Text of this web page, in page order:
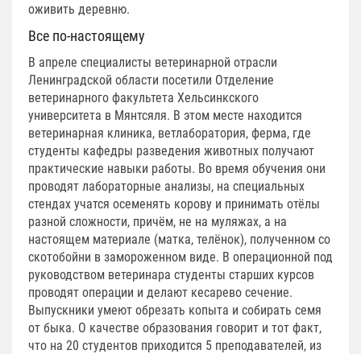
оживить деревню.
Все по-настоящему
В апреле специалисты ветеринарной отрасли
Ленинградской области посетили Отделение
ветеринарного факультета Хельсинкского
университета в Мянтсяля. В этом месте находится
ветеринарная клиника, ветлаборатория, ферма, где
студенты кафедры разведения животных получают
практические навыки работы. Во время обучения они
проводят лабораторные анализы, на специальных
стендах учатся осеменять корову и принимать отёлы
разной сложности, причём, не на муляжах, а на
настоящем материале (матка, телёнок), полученном со
скотобойни в замороженном виде. В операционной под
руководством ветеринара студенты старших курсов
проводят операции и делают кесарево сечение.
Выпускники умеют обрезать копыта и собирать семя
от быка. О качестве образования говорит и тот факт,
что на 20 студентов приходится 5 преподавателей, из